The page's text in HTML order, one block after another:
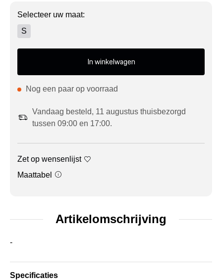
Selecteer uw maat:
S
In winkelwagen
Nog een paar op voorraad
Vandaag besteld, 11 augustus thuisbezorgd
tussen 09:00 en 17:00.
Zet op wensenlijst
Maattabel
Artikelomschrijving
-
Specificaties